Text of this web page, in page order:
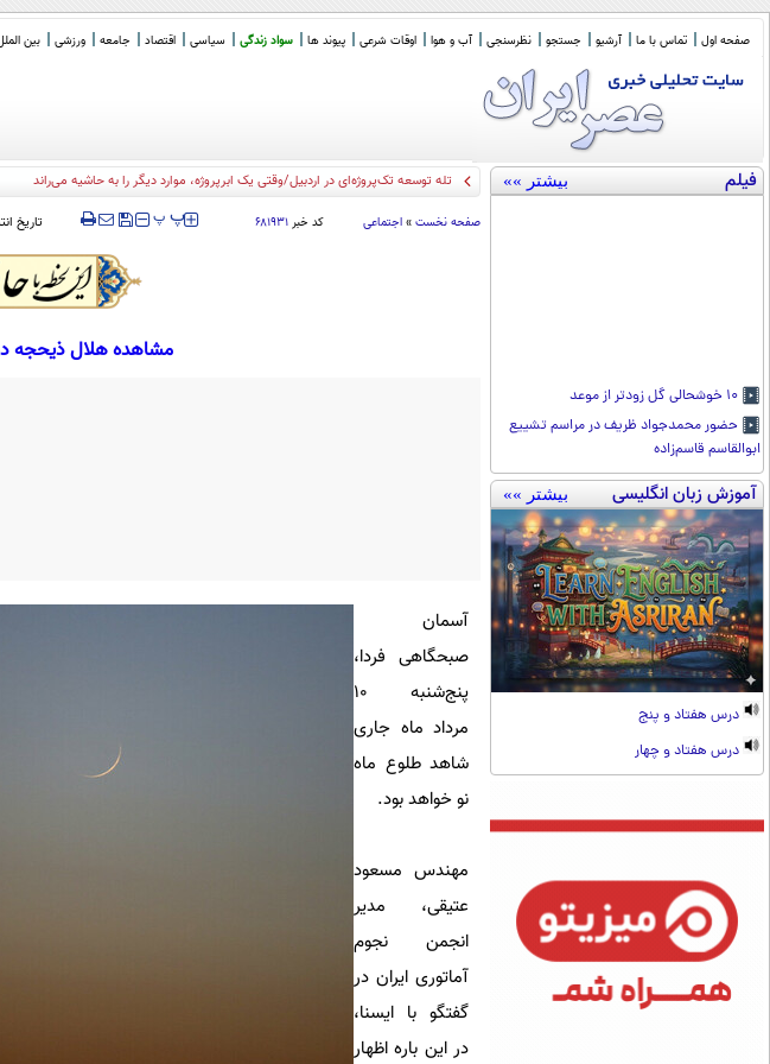
صفحه اول تماس با ما آرشیو جستجو نظرسنجی آب و هوا اوقات شرعی پیوند ها سواد زندگی سیاسی اقتصاد جامعه ورزشی بین
فیلم بیشتر »»
حضور محمدجواد ظریف در مراسم تشییع
ابوالقاسم قاسم‌زاده
آموزش زبان انگلیسی بیشتر »»
درس هفتاد و پنج
درس هفتاد و چهار
تله توسعه تک‌پروژه‌ای در اردبیل/وقتی یک ابرپروژه، موارد دیگر را به حاشیه می‌راند
صفحه نخست » اجتماعی کد خبر۶۸۱۹۳۱ ‍‍‍ پ پ تاریخ
مشاهده هلال ذیحجه
آسمان
صبحگاهی فردا،
پنج‌شنبه ۱۰
مرداد ماه جاری
شاهد طلوع ماه
نو خواهد بود.
مهندس مسعود
عتیقی، مدیر
انجمن نجوم
آماتوری ایران در
گفتگو با ایسنا،
در این باره اظهار